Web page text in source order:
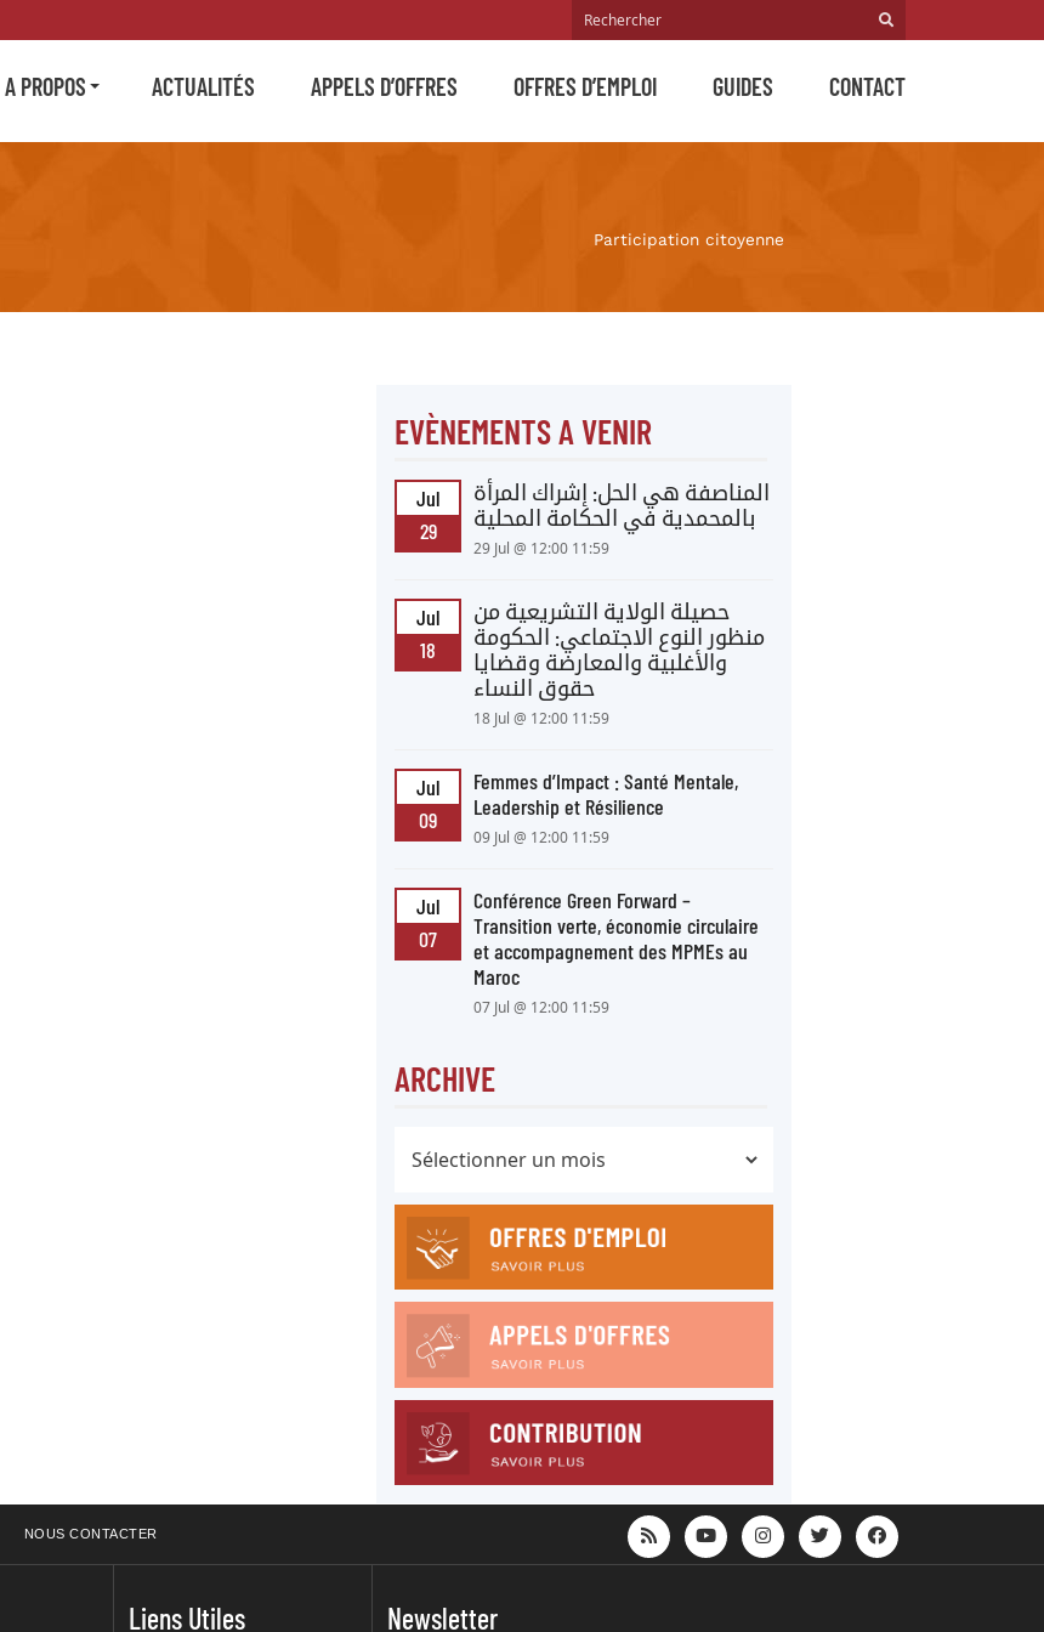
A PROPOS ACTUALITÉS APPELS D’OFFRES OFFRES D’EMPLOI GUIDES CONTACT
Participation citoyenne
EVÈNEMENTS A VENIR
Jul
29
المناصفة هي الحل: إشراك المرأة
بالمحمدية في الحكامة المحلية
29 Jul @ 12:00 11:59
Jul
18
حصيلة الولاية التشريعية من
منظور النوع الاجتماعي: الحكومة
والأغلبية والمعارضة وقضايا
حقوق النساء
18 Jul @ 12:00 11:59
Jul
09
Femmes d’Impact : Santé Mentale,
Leadership et Résilience
09 Jul @ 12:00 11:59
Jul
07
Conférence Green Forward –
Transition verte, économie circulaire
et accompagnement des MPMEs au
Maroc
07 Jul @ 12:00 11:59
ARCHIVE
NOUS CONTACTER
Liens Utiles Newsletter